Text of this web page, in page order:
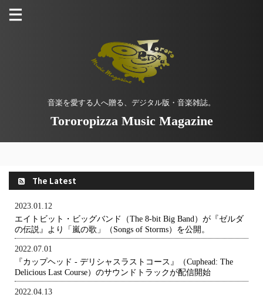
音楽を愛する人へ贈る、デジタル版・音楽雑誌。
Tororopizza Music Magazine
The Latest
2023.01.12
エイトビット・ビッグバンド（The 8-bit Big Band）が『ゼルダ
の伝説』より「嵐の歌」（Songs of Storms）を公開。
2022.07.01
『カップヘッド - デリシャスラストコース』（Cuphead: The
Delicious Last Course）のサウンドトラックが配信開始
2022.04.13